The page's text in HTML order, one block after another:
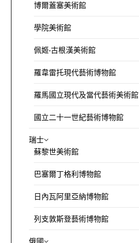
博爾蓋塞美術館
學院美術館
佩姬·古根漢美術館
羅韋雷托現代藝術博物館
羅馬國立現代及當代藝術美術館
國立二十一世紀藝術博物館
瑞士
蘇黎世美術館
巴塞爾丁格利博物館
日內瓦阿里亞納博物館
列支敦斯登藝術博物館
俄國